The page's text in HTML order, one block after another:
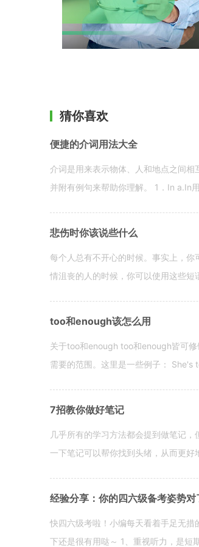
猜你喜欢
便捷的介词用法大全
介词是用来表示物体、人和地点之间
并附有例句来帮助你理解。 1．In a.In
悲伤时你该说些什么
每个人总有不开心的时候。事实上，
情沮丧的人的时候，你可以使用这些
too和enough该怎么用
关于too和enough too和enough皆可
需要的范围。这里是一些例子：
7招教你做好笔记
几乎所有的学习方法都会提到做笔记
一下笔记可以帮你找到头绪，从而更好
经验分享：你的四六级备考姿势对
快四六级考啦！小编每天看着手足无
下还是很有用哒～ 1、重视听力，是短